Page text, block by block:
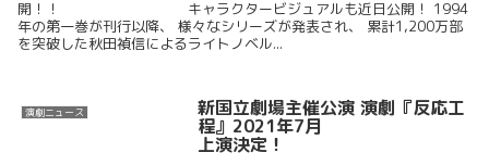
開！！ キャラクタービジュアルも近日公開！ 1994
年の第一巻が刊行以降、 様々なシリーズが発表され、 累計1,200万部
を突破した秋田禎信によるライトノベル...
演劇ニュース 新国立劇場主催公演 演劇『反応工
程』2021年7月
上演決定！